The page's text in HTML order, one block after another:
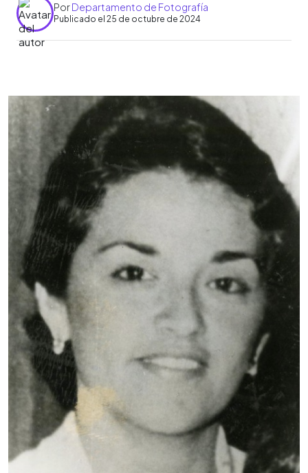
PorDepartamento de Fotografía
Publicado el 25 de octubre de 2024
► Escuchar artículo